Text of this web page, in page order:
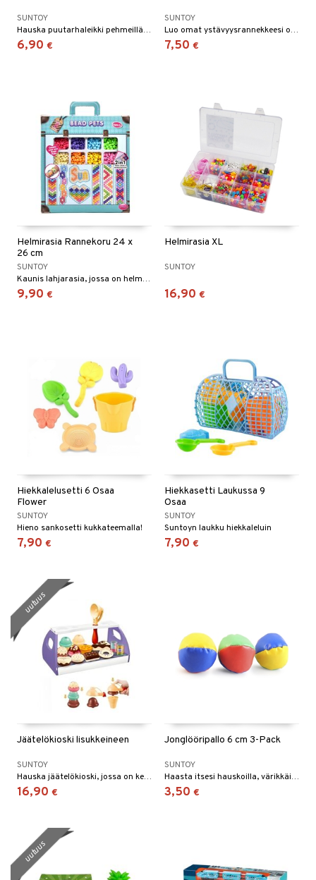
SUNTOY
Hauska puutarhaleikki pehmeillä palloilla.
6,90 €
SUNTOY
Luo omat ystävyysrannekkeesi omalla suunnittelullasi!
7,50 €
Helmirasia Rannekoru 24 x
26 cm
SUNTOY
Kaunis lahjarasia, jossa on helmiä ja tarvikkeita.
9,90 €
Helmirasia XL
SUNTOY
16,90 €
Hiekkalelusetti 6 Osaa
Flower
SUNTOY
Hieno sankosetti kukkateemalla!
7,90 €
Hiekkasetti Laukussa 9
Osaa
SUNTOY
Suntoyn laukku hiekkaleluin
7,90 €
Jäätelökioski lisukkeineen
SUNTOY
Hauska jäätelökioski, jossa on keksejä ja juomia.
16,90 €
uutuus
Jonglööripallo 6 cm 3-Pack
SUNTOY
Haasta itsesi hauskoilla, värikkäillä jongleerauspalloilla!
3,50 €
uutuus